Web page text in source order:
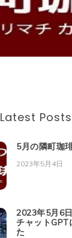
Latest Posts
5月の隣町珈
2023年5月4日
2023年5月6
チャットGPT
た